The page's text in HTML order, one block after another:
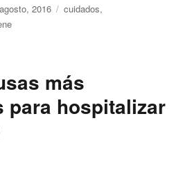
2016 Categorías
cuidados,
más
para hospitalizar